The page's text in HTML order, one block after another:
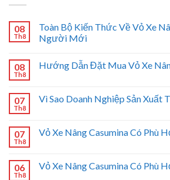
08
Th8
Toàn Bộ Kiến Thức Về Vỏ Xe
Người Mới
08
Th8
Hướng Dẫn Đặt Mua Vỏ Xe
07
Th8
Vì Sao Doanh Nghiệp Sản Xuất
07
Th8
Vỏ Xe Nâng Casumina Có Phù
06
Th8
Vỏ Xe Nâng Casumina Có Phù